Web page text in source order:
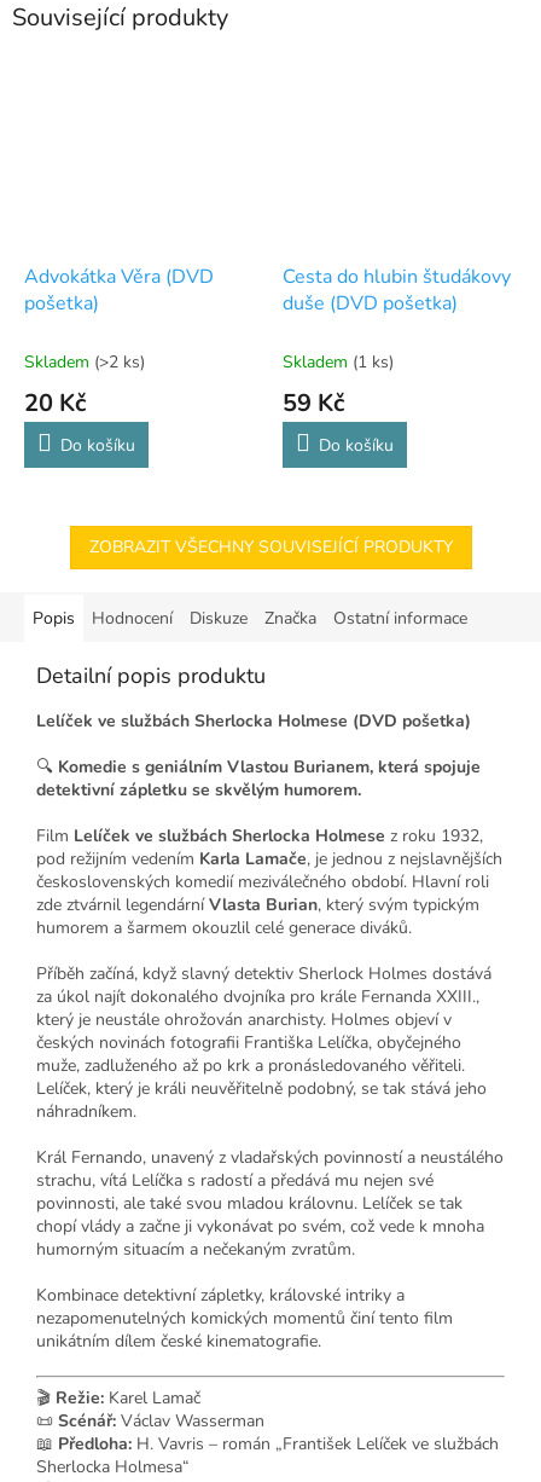
Související produkty
Advokátka Věra (DVD
pošetka)
Skladem (>2 ks)
20 Kč
Do košíku
Cesta do hlubin študákovy
duše (DVD pošetka)
Skladem (1 ks)
59 Kč
Do košíku
ZOBRAZIT VŠECHNY SOUVISEJÍCÍ PRODUKTY
Popis Hodnocení Diskuze Značka Ostatní informace
Detailní popis produktu
Lelíček ve službách Sherlocka Holmese (DVD pošetka)
🔍 Komedie s geniálním Vlastou Burianem, která spojuje
detektivní zápletku se skvělým humorem.
Film Lelíček ve službách Sherlocka Holmese z roku 1932,
pod režijním vedením Karla Lamače, je jednou z nejslavnějších
československých komedií meziválečného období. Hlavní roli
zde ztvárnil legendárníVlasta Burian, který svým typickým
humorem a šarmem okouzlil celé generace diváků.
Příběh začíná, když slavný detektiv Sherlock Holmes dostává
za úkol najít dokonalého dvojníka pro krále Fernanda XXIII.,
který je neustále ohrožován anarchisty. Holmes objeví v
českých novinách fotografii Františka Lelíčka, obyčejného
muže, zadluženého až po krk a pronásledovaného věřiteli.
Lelíček, který je králi neuvěřitelně podobný, se tak stává jeho
náhradníkem.
Král Fernando, unavený z vladařských povinností a neustálého
strachu, vítá Lelíčka s radostí a předává mu nejen své
povinnosti, ale také svou mladou královnu. Lelíček se tak
chopí vlády a začne ji vykonávat po svém, což vede k mnoha
humorným situacím a nečekaným zvratům.
Kombinace detektivní zápletky, královské intriky a
nezapomenutelných komických momentů činí tento film
unikátním dílem české kinematografie.
🎬 Režie: Karel Lamač
📜 Scénář: Václav Wasserman
📖 Předloha: H. Vavris – román „František Lelíček ve službách
Sherlocka Holmesa“